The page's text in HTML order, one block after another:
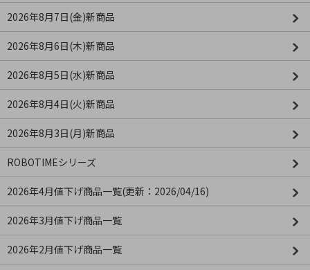
2026年8月7日(金)新商品
2026年8月6日(木)新商品
2026年8月5日(水)新商品
2026年8月4日(火)新商品
2026年8月3日(月)新商品
ROBOTIMEシリーズ
2026年4月値下げ商品一覧(更新：2026/04/16)
2026年3月値下げ商品一覧
2026年2月値下げ商品一覧